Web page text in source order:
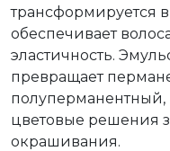
трансформируется
обеспечивает
эластичность.
превращает
полуперманентный,
цветовые решения
окрашивания.